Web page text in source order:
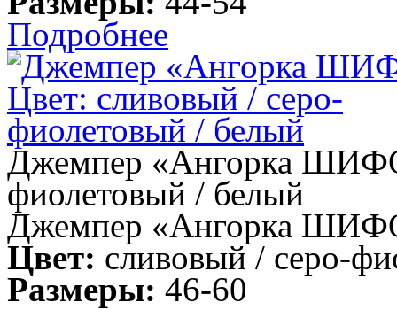
Подробнее
Джемпер «Ангорка
фиолетовый / белый
Джемпер «Ангорка
Цвет: сливовый / серо-
Размеры: 46-60